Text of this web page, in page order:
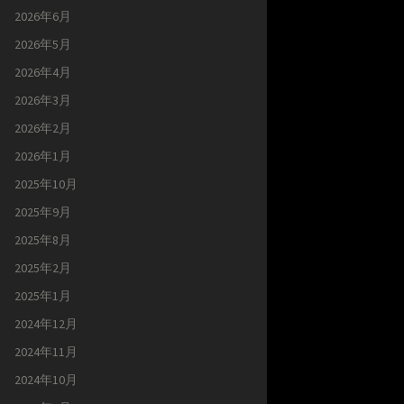
2026年6月
2026年5月
2026年4月
2026年3月
2026年2月
2026年1月
2025年10月
2025年9月
2025年8月
2025年2月
2025年1月
2024年12月
2024年11月
2024年10月